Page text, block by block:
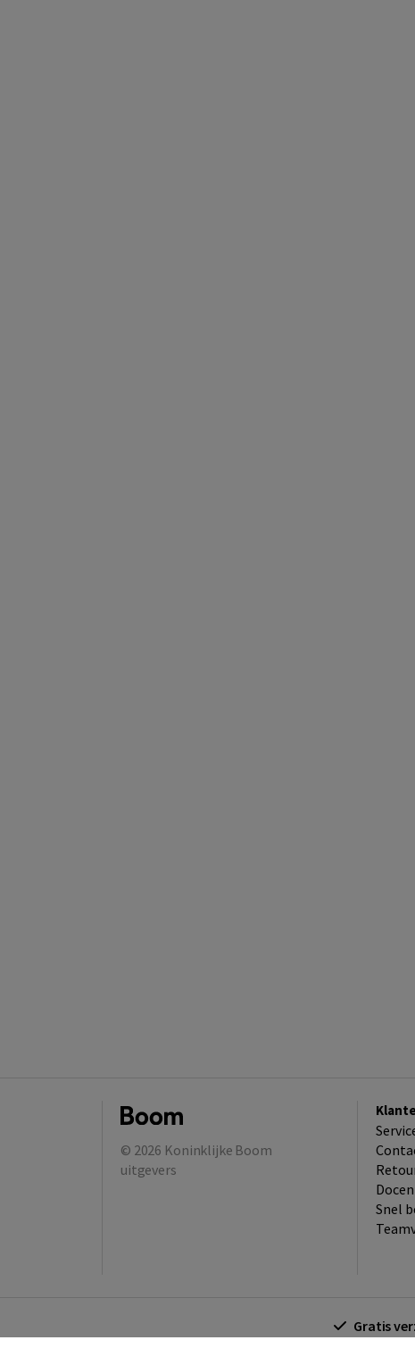
© 2026 Koninklijke Boom
uitgevers
Snel
Gratis